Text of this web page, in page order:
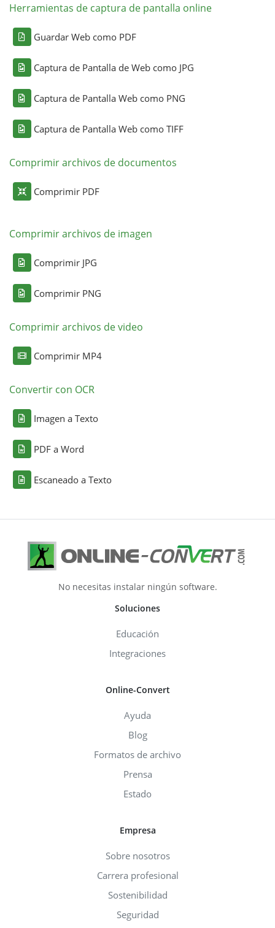
Herramientas de captura de pantalla online
Guardar Web como PDF
Captura de Pantalla de Web como JPG
Captura de Pantalla Web como PNG
Captura de Pantalla Web como TIFF
Comprimir archivos de documentos
Comprimir PDF
Comprimir archivos de imagen
Comprimir JPG
Comprimir PNG
Comprimir archivos de video
Comprimir MP4
Convertir con OCR
Imagen a Texto
PDF a Word
Escaneado a Texto
No necesitas instalar ningún software.
Soluciones
Educación
Integraciones
Online-Convert
Ayuda
Blog
Formatos de archivo
Prensa
Estado
Empresa
Sobre nosotros
Carrera profesional
Sostenibilidad
Seguridad